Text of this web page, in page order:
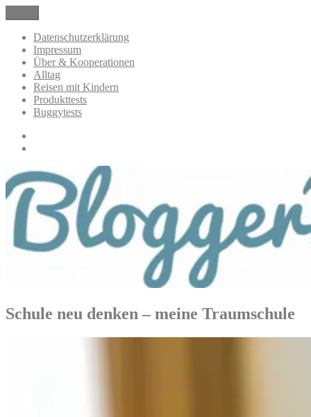
Inhalt
springen
BloggerMumOf3Boys Mamablog
Mamablog über das Leben mit drei Kindern mit Produkttests und
Alltagsthemen
Datenschutzerklärung
Impressum
Über & Kooperationen
Alltag
Reisen mit Kindern
Produkttests
Buggytests
Schule neu denken – meine Traumschule